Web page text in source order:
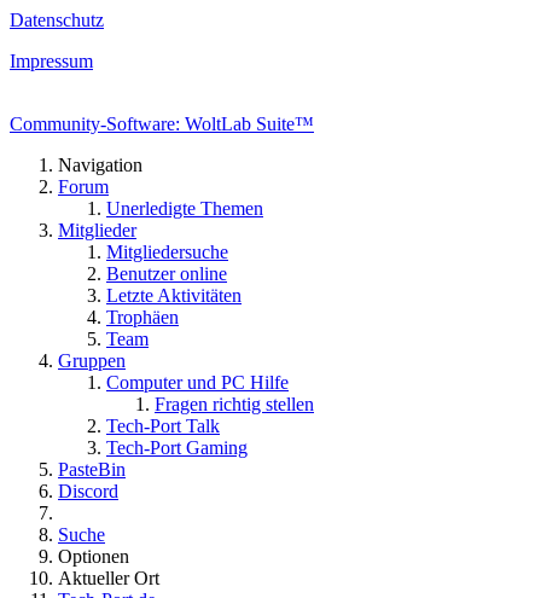
Datenschutz
Impressum
Community-Software: WoltLab Suite™
Navigation
Forum
Unerledigte Themen
Mitglieder
Mitgliedersuche
Benutzer online
Letzte Aktivitäten
Trophäen
Team
Gruppen
Computer und PC Hilfe
Fragen richtig stellen
Tech-Port Talk
Tech-Port Gaming
PasteBin
Discord
Suche
Optionen
Aktueller Ort